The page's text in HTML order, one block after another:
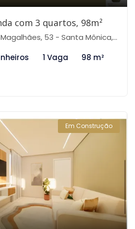
com 3 quartos, 98m²
53 - Santa Mônica, Belo Horizonte-MG
1 Vaga 98 m²
Em Construção